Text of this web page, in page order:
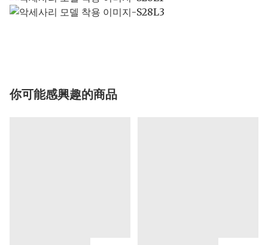
你可能感興趣的商品